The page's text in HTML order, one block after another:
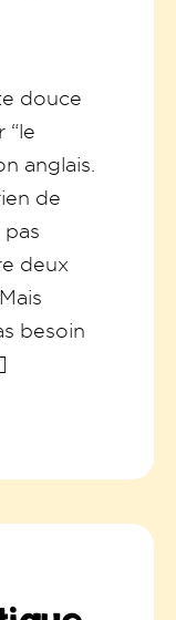
douce
“le
anglais.
de
deux
besoin